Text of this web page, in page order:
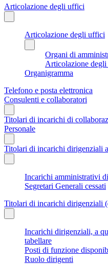
Articolazione degli uffici
Articolazione degli uffici
Organi di
Articolazione
Organigramma
Telefono e posta elettronica
Consulenti e collaboratori
Titolari di incarichi di
Personale
Titolari di incarichi dirigenziali
Incarichi amministrativi
Segretari Generali cessati
Titolari di incarichi dirigenziali
Incarichi dirigenziali, a
tabellare
Posti di funzione
Ruolo dirigenti